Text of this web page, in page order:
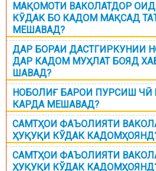
МАҚОМОТИ ВАКОЛАТДОР ОИД
КӮДАК БО КАДОМ МАҚСАД
МЕШАВАД?
ДАР БОРАИ ДАСТГИРКУНИИ
ДАР КАДОМ МУҲЛАТ БОЯД
ШАВАД?
НОБОЛИҒ БАРОИ ПУРСИШ ЧӢ
КАРДА МЕШАВАД?
САМТҲОИ ФАЪОЛИЯТИ
ҲУҚУҚИ КЎДАК
САМТҲОИ ФАЪОЛИЯТИ
ҲУҚУҚИ КЎДАК